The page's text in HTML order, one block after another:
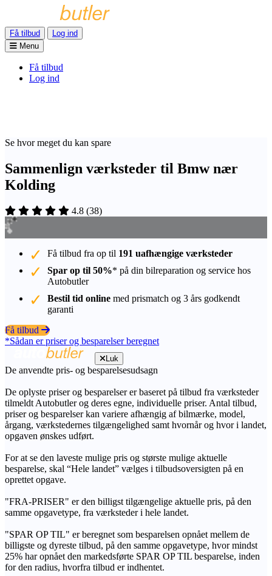
Få tilbud
Log ind
Menu
Få tilbud
Log ind
Se hvor meget du kan spare
Sammenlign værksteder til Bmw nær
Kolding
4.8 (38)
Få tilbud fra op til 191 uafhængige værksteder
Spar op til 50%* på din bilreparation og service hos
Autobutler
Bestil tid online med prismatch og 3 års godkendt
garanti
Få tilbud
*Sådan er priser og besparelser beregnet
Luk
De anvendte pris- og besparelsesudsagn
De oplyste priser og besparelser er baseret på tilbud fra værksteder
tilmeldt Autobutler og deres egne, individuelle priser. Antal tilbud,
priser og besparelser kan variere afhængig af bilmærke, model,
årgang, værkstedernes tilgængelighed samt hvornår og hvor i landet,
opgaven ønskes udført.
For at se den laveste mulige pris og største mulige aktuelle
besparelse, skal “Hele landet” vælges i tilbudsoversigten på en
oprettet opgave.
"FRA-PRISER" er den billigst tilgængelige aktuelle pris, på den
samme opgavetype, fra værksteder i hele landet.
"SPAR OP TIL" er beregnet som besparelsen opnået mellem de
billigste og dyreste tilbud, på den samme opgavetype, hvor mindst
25% har opnået den markedsførte SPAR OP TIL besparelse, inden
for den radius, hvorfra tilbud er indhentet.